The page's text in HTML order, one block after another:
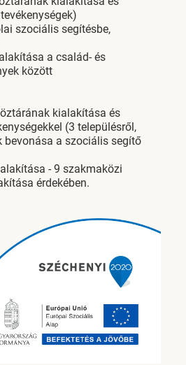
szociális segítésbe,
a család- és
között
kialakítása és
(3 településről,
bevonása a szociális segítő
- 9 szakmaközi
érdekében.